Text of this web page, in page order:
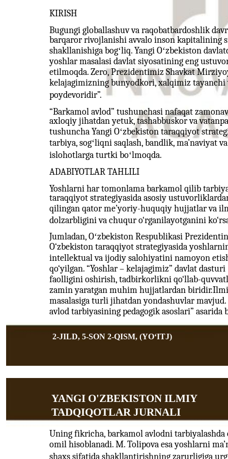
2-JILD, 5-SON 2-QISM, (YOʻITJ)
KIRISH
Bugungi globallashuv va raqobatbardoshlik
barqaror rivojlanishi avvalo inson kapitalining
shakllanishiga bogʻliq. Yangi Oʻzbekiston
yoshlar masalasi davlat siyosatining eng
etilmoqda. Zero, Prezidentimiz Shavkat
kelajagimizning bunyodkori, xalqimiz
poydevoridir”.
“Barkamol avlod” tushunchasi nafaqat
axloqiy jihatdan yetuk, tashabbuskor va
tushuncha Yangi Oʻzbekiston taraqqiyot
tarbiya, sogʻliqni saqlash, bandlik, ma’naviyat
islohotlarga turtki boʻlmoqda.
ADABIYOTLAR TAHLILI
Yoshlarni har tomonlama barkamol qilib
taraqqiyot strategiyasida asosiy
qilingan qator me’yoriy-huquqiy hujjatlar va
dolzarbligini va chuqur o‘rganilayotganini
Jumladan, Oʻzbekiston Respublikasi
O‘zbekiston taraqqiyot strategiyasida
intellektual va ijodiy salohiyatini namoyon
qo‘yilgan. “Yoshlar – kelajagimiz” davlat
faolligini oshirish, tadbirkorlikni qo‘llab-
zamin yaratgan muhim hujjatlardan
masalasiga turli jihatdan yondashuvlar mavjud.
avlod tarbiyasining pedagogik asoslari”
YANGI O'ZBEKISTON ILMIY
TADQIQOTLAR JURNALI
Uning fikricha, barkamol avlodni
omil hisoblanadi. M. Tolipova esa yoshlarni
shaxs sifatida shakllantirishning zarurligiga